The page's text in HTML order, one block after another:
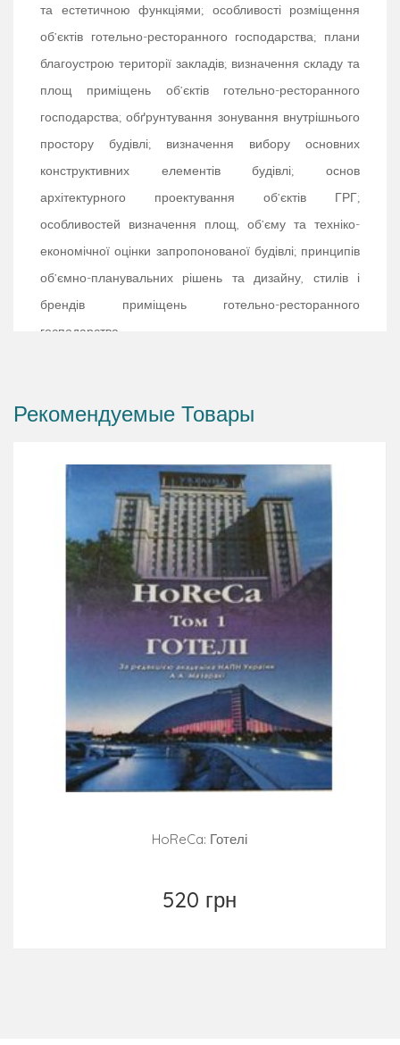
та естетичною функціями; особливості розміщення
об’єктів готельно-ресторанного господарства; плани
благоустрою території закладів; визначення складу та
площ приміщень об’єктів готельно-ресторанного
господарства; обґрунтування зонування внутрішнього
простору будівлі; визначення вибору основних
конструктивних елементів будівлі; основ
архітектурного проектування об’єктів ГРГ;
особливостей визначення площ, об’єму та техніко-
економічної оцінки запропонованої будівлі; принципів
об’ємно-планувальних рішень та дизайну, стилів і
брендів приміщень готельно-ресторанного
господарства.
жодному разі це не слід вважати наміром порушення
«Харчові технології», 241 «Готельно-ресторанна
справа», а також керівників і фахівців закладів
ресторанного господарства.
Рекомендуемые Товары
HoReCa: Готелі
520 грн